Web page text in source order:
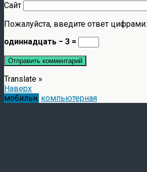
Сайт
Пожалуйста, введите ответ цифрами:
одиннадцать − 3 =
Translate »
Наверх
мобильн. компьютерная